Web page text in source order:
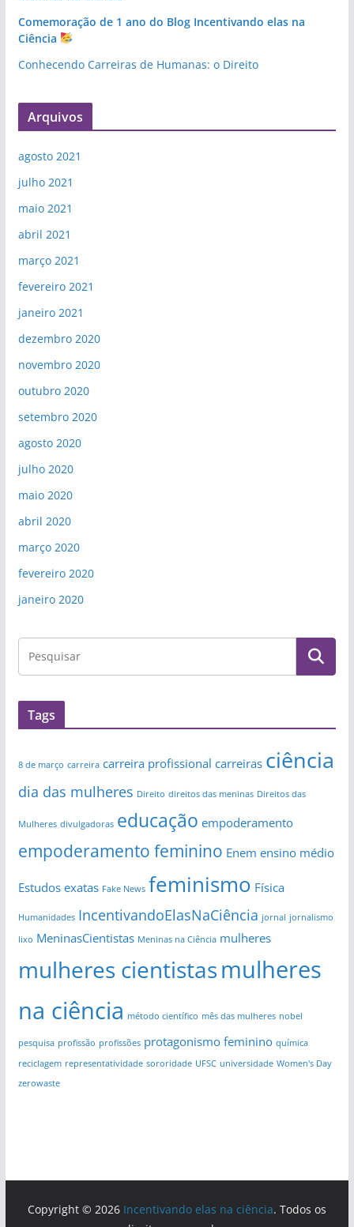
Comemoração de 1 ano do Blog Incentivando elas na
Ciência
Conhecendo Carreiras de Humanas: o Direito
Arquivos
agosto 2021
julho 2021
maio 2021
abril 2021
março 2021
fevereiro 2021
janeiro 2021
dezembro 2020
novembro 2020
outubro 2020
setembro 2020
agosto 2020
julho 2020
maio 2020
abril 2020
março 2020
fevereiro 2020
janeiro 2020
Tags
8 de março carreira carreira profissional carreiras ciência
dia das mulheres Direito direitos das meninas Direitos das
Mulheres divulgadoras educação empoderamento
empoderamento feminino Enem ensino médio
Estudos exatas Fake News feminismo Física
Humanidades IncentivandoElasNaCiência jornal jornalismo
lixo MeninasCientistas Meninas na Ciência mulheres
mulheres cientistasmulheres
na ciência método científico mês das mulheres nobel
pesquisa profissão profissões protagonismo feminino química
reciclagem representatividade sororidade UFSC universidade Women's Day
zerowaste
Copyright © 2026 Incentivando elas na ciência. Todos os